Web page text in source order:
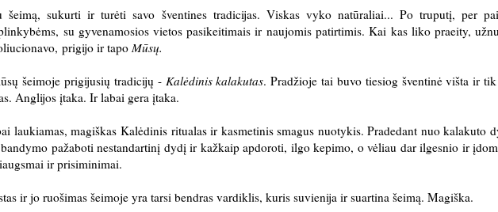
šeimą, sukurti ir turėti savo šventines tradicijas. Viskas vyko natūraliai... Po truputį, per
su gyvenamosios vietos pasikeitimais ir naujomis patirtimis. Kai kas liko praeity,
prigijo ir tapo Mūsų.
šeimoje prigijusių tradicijų - Kalėdinis kalakutas. Pradžioje tai buvo tiesiog šventinė višta ir
Anglijos įtaka. Ir labai gera įtaka.
laukiamas, magiškas Kalėdinis ritualas ir kasmetinis smagus nuotykis. Pradedant nuo kalakuto
pažaboti nestandartinį dydį ir kažkaip apdoroti, ilgo kepimo, o vėliau dar ilgesnio ir
ir prisiminimai.
ir jo ruošimas šeimoje yra tarsi bendras vardiklis, kuris suvienija ir suartina šeimą. Magiška.